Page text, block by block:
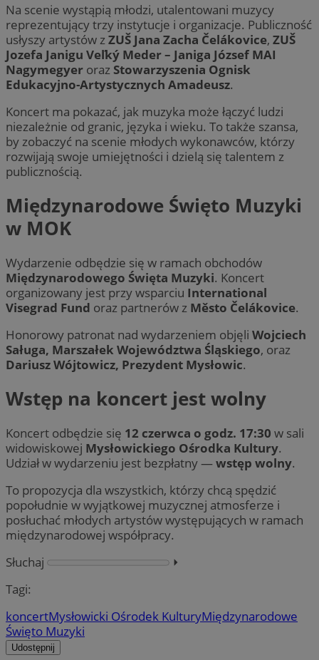
Na scenie wystąpią młodzi, utalentowani muzycy
reprezentujący trzy instytucje i organizacje. Publiczność
usłyszy artystów zZUŠ Jana Zacha Čelákovice, ZUŠ
Jozefa Janigu Veľký Meder – Janiga József MAI
Nagymegyer oraz Stowarzyszenia Ognisk
Edukacyjno-Artystycznych Amadeusz.
Koncert ma pokazać, jak muzyka może łączyć ludzi
niezależnie od granic, języka i wieku. To także szansa,
by zobaczyć na scenie młodych wykonawców, którzy
rozwijają swoje umiejętności i dzielą się talentem z
publicznością.
Międzynarodowe Święto Muzyki
w MOK
Wydarzenie odbędzie się w ramach obchodów
Międzynarodowego Święta Muzyki. Koncert
organizowany jest przy wsparciu International
Visegrad Fund oraz partnerów z Město Čelákovice.
Honorowy patronat nad wydarzeniem objęli Wojciech
Saługa, Marszałek Województwa Śląskiego, oraz
Dariusz Wójtowicz, Prezydent Mysłowic.
Wstęp na koncert jest wolny
Koncert odbędzie się 12 czerwca o godz. 17:30 w sali
widowiskowej Mysłowickiego Ośrodka Kultury.
Udział w wydarzeniu jest bezpłatny —wstęp wolny.
To propozycja dla wszystkich, którzy chcą spędzić
popołudnie w wyjątkowej muzycznej atmosferze i
posłuchać młodych artystów występujących w ramach
międzynarodowej współpracy.
Słuchaj
⏵︎
Tagi:
koncertMysłowicki Ośrodek KulturyMiędzynarodowe
Święto Muzyki
Udostępnij